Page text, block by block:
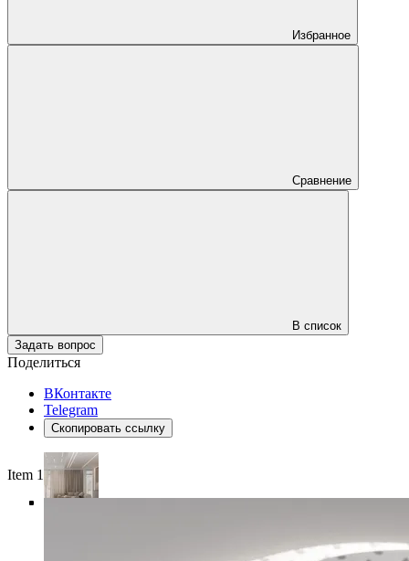
Избранное
Сравнение
В список
Задать вопрос
Поделиться
ВКонтакте
Telegram
Скопировать ссылку
Item 1 of 5